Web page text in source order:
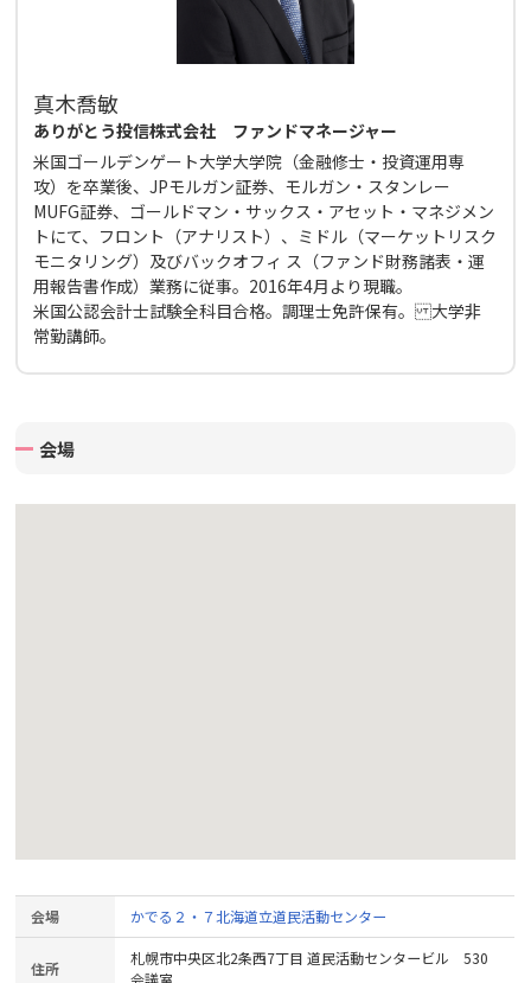
真木喬敏
ありがとう投信株式会社 ファンドマネージャー
米国ゴールデンゲート大学大学院（金融修士・投資運用専
攻）を卒業後、JPモルガン証券、モルガン・スタンレー
MUFG証券、ゴールドマン・サックス・アセット・マネジメン
トにて、フロント（アナリスト）、ミドル（マーケットリスク
モニタリング）及びバックオフィ ス（ファンド財務諸表・運
用報告書作成）業務に従事。2016年4月より現職。
米国公認会計士試験全科目合格。調理士免許保有。 大学非
常勤講師。
会場
会場 かでる２・７北海道立道民活動センター
住所
札幌市中央区北2条西7丁目 道民活動センタービル 530